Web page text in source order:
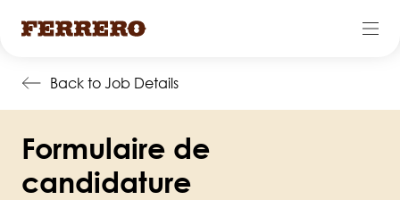
content
Back to Job Details
Formulaire de
candidature